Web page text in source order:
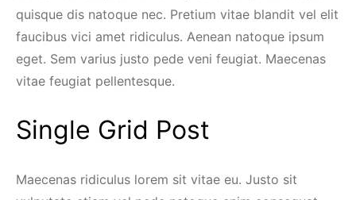
quisque dis natoque nec. Pretium vitae blandit vel elit
faucibus vici amet ridiculus. Aenean natoque ipsum
eget. Sem varius justo pede veni feugiat. Maecenas
vitae feugiat pellentesque.
Single Grid Post
Maecenas ridiculus lorem sit vitae eu. Justo sit